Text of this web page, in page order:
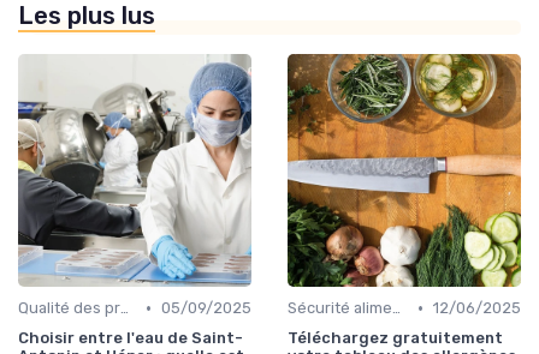
Les plus lus
Qualité des produits • 05/09/2025
Choisir entre l'eau de Saint-
Sécurité alimentaire • 12/06/2025
Téléchargez gratuitement